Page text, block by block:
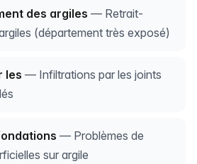
des argiles — Retrait-
(département très exposé)
les — Infiltrations par les joints
— Problèmes de
sur argile